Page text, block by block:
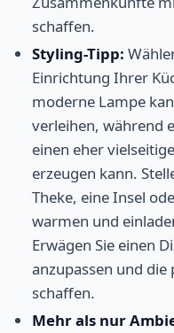
schaffen.
Styling-Tipp:
Einrichtung Ihrer
moderne Lampe
verleihen, während
einen eher
erzeugen kann.
Theke, eine Insel
warmen und
Erwägen Sie einen
anzupassen und
schaffen.
Mehr als nur